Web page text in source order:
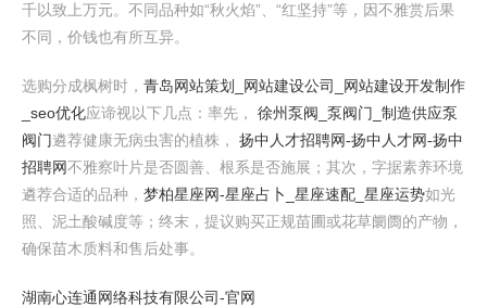
千以致上万元。不同品种如“秋火焰”、“红坚持”等，因不雅赏后果
不同，价钱也有所互异。
选购分成枫树时， 青岛网站策划_网站建设公司_网站建设开发制作
_seo优化应谛视以下几点：率先， 徐州泵阀_泵阀门_制造供应泵
阀门遴荐健康无病虫害的植株， 扬中人才招聘网-扬中人才网-扬中
招聘网不雅察叶片是否圆善、根系是否施展；其次，字据素养环境
遴荐合适的品种， 梦柏星座网-星座占卜_星座速配_星座运势如光
照、泥土酸碱度等；终末，提议购买正规苗圃或花草阛阓的产物，
确保苗木质料和售后处事。
湖南心连通网络科技有限公司-官网